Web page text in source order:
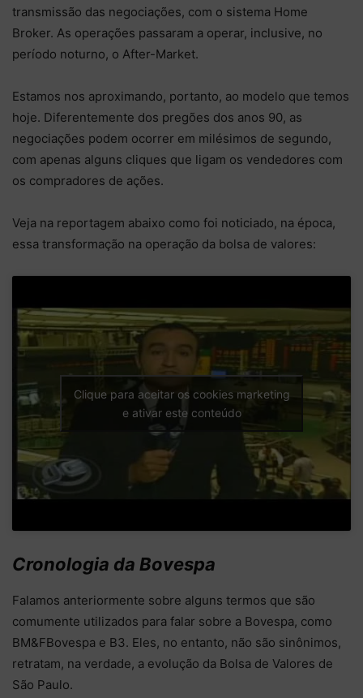
transmissão das negociações, com o sistema Home
Broker. As operações passaram a operar, inclusive, no
período noturno, o After-Market.
Estamos nos aproximando, portanto, ao modelo que temos
hoje. Diferentemente dos pregões dos anos 90, as
negociações podem ocorrer em milésimos de segundo,
com apenas alguns cliques que ligam os vendedores com
os compradores de ações.
Veja na reportagem abaixo como foi noticiado, na época,
essa transformação na operação da bolsa de valores:
Clique para aceitar os cookies marketing
e ativar este conteúdo
Cronologia da Bovespa
Falamos anteriormente sobre alguns termos que são
comumente utilizados para falar sobre a Bovespa, como
BM&FBovespa e B3. Eles, no entanto, não são sinônimos,
retratam, na verdade, a evolução da Bolsa de Valores de
São Paulo.